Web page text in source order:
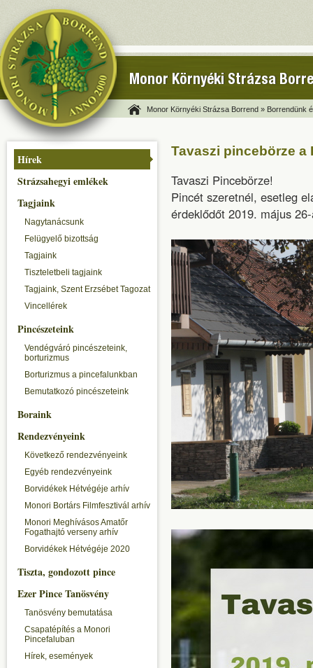
Monor Környéki Strázsa
Monor Környéki Strázsa Borrend » Borrendünk
Hírek
Strázsahegyi emlékek
Tagjaink
Nagytanácsunk
Felügyelő bizottság
Tagjaink
Tiszteletbeli tagjaink
Tagjaink, Szent Erzsébet Tagozat
Vincellérek
Pincészeteink
Vendégváró pincészeteink,
borturizmus
Borturizmus a pincefalunkban
Bemutatkozó pincészeteink
Boraink
Rendezvényeink
Következő rendezvényeink
Egyéb rendezvényeink
Borvidékek Hétvégéje arhív
Monori Bortárs Filmfesztivál arhív
Monori Meghívásos Amatőr
Fogathajtó verseny arhív
Borvidékek Hétvégéje 2020
Tiszta, gondozott pince
Ezer Pince Tanösvény
Tanösvény bemutatása
Csapatépítés a Monori
Pincefaluban
Hírek, események
Tavaszi pincebörze a
Tavaszi Pincebörze!
Pincét szeretnél, esetleg
érdeklődőt 2019. május